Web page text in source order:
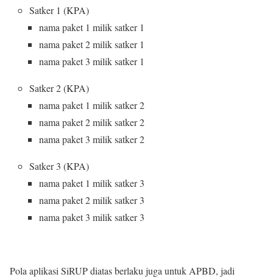
Satker 1 (KPA)
nama paket 1 milik satker 1
nama paket 2 milik satker 1
nama paket 3 milik satker 1
Satker 2 (KPA)
nama paket 1 milik satker 2
nama paket 2 milik satker 2
nama paket 3 milik satker 2
Satker 3 (KPA)
nama paket 1 milik satker 3
nama paket 2 milik satker 3
nama paket 3 milik satker 3
Pola aplikasi SiRUP diatas berlaku juga untuk APBD, jadi